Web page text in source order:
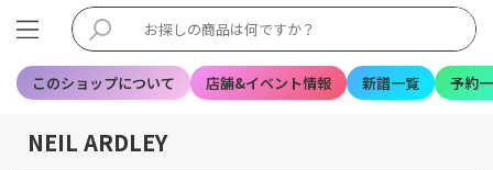
このショップについて 店舗&イベント情報 新譜一覧 予約
NEIL ARDLEY